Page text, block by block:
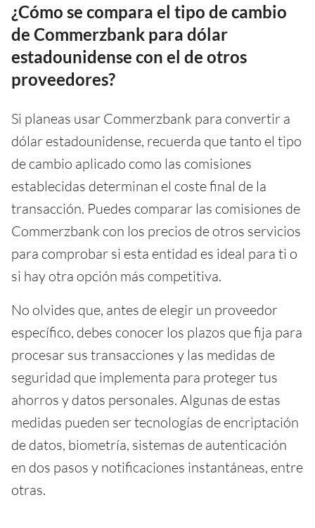
¿Cómo se compara el tipo de cambio
de Commerzbank para dólar
estadounidense con el de otros
proveedores?
Si planeas usar Commerzbank para convertir a
dólar estadounidense, recuerda que tanto el tipo
de cambio aplicado como las comisiones
establecidas determinan el coste final de la
transacción. Puedes comparar las comisiones de
Commerzbank con los precios de otros servicios
para comprobar si esta entidad es ideal para ti o
si hay otra opción más competitiva.
No olvides que, antes de elegir un proveedor
específico, debes conocer los plazos que fija para
procesar sus transacciones y las medidas de
seguridad que implementa para proteger tus
ahorros y datos personales. Algunas de estas
medidas pueden ser tecnologías de encriptación
de datos, biometría, sistemas de autenticación
en dos pasos y notificaciones instantáneas, entre
otras.